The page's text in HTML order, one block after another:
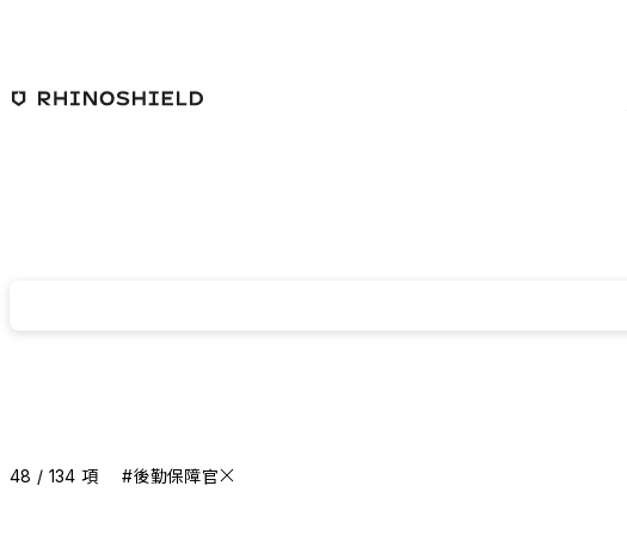
48 / 134 項 #後勤保障官